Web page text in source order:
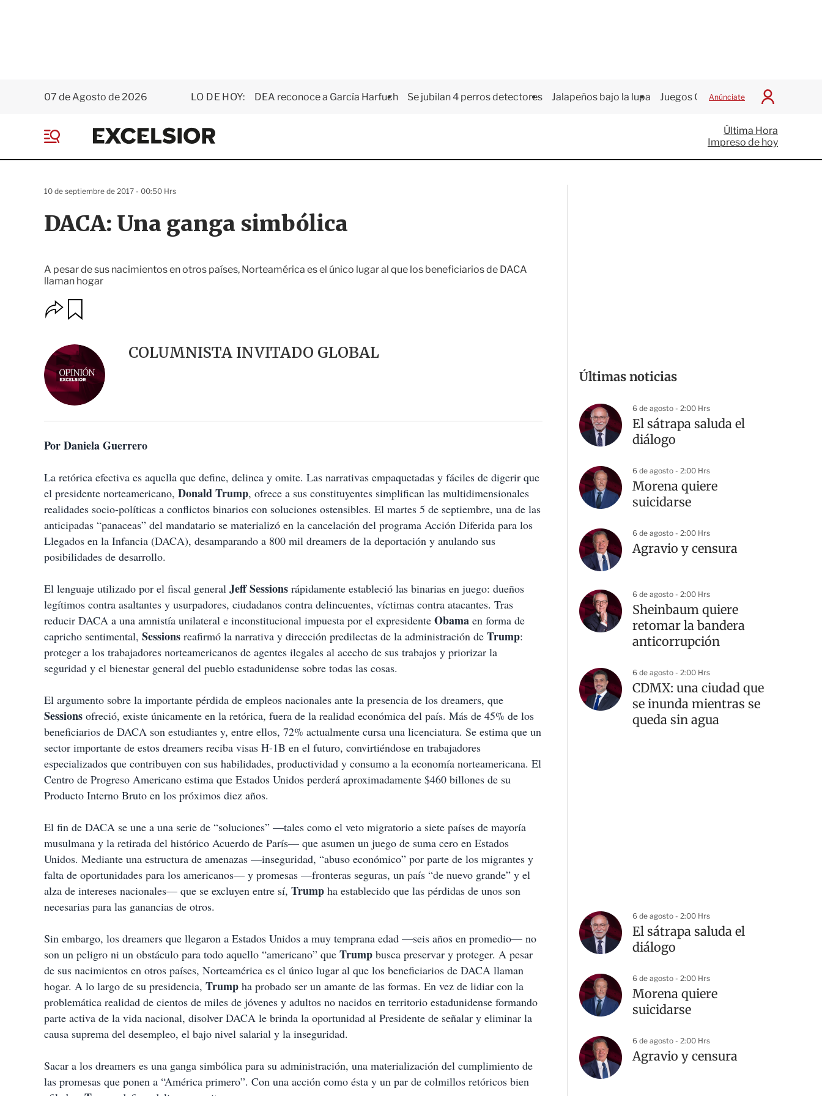
07 de Agosto de 2026 LO DE HOY: DEA reconoce a García Harfuch Se jubilan 4 perros detectores Jalapeños bajo la lupa Juegos Centroamericanos
Anúnciate
I
c
i
a
E
x
e
r
e
Última Hora
Impreso de hoy
DACA: Una ganga simbólica
A pesar de sus nacimientos en otros países, Norteamérica es el único lugar al que los beneficiarios de DACA
llaman hogar
10 de septiembre de 2017 - 00:50 Hrs
O
p
o
n
e
s
e
c
m
r
t
r
d
r
COLUMNISTA INVITADO GLOBAL
Por Daniela Guerrero
La retórica efectiva es aquella que define, delinea y omite. Las narrativas empaquetadas y fáciles de digerir que
el presidente norteamericano, Donald Trump, ofrece a sus constituyentes simplifican las multidimensionales
realidades socio-políticas a conflictos binarios con soluciones ostensibles. El martes 5 de septiembre, una de las
anticipadas “panaceas” del mandatario se materializó en la cancelación del programa Acción Diferida para los
Llegados en la Infancia (DACA), desamparando a 800 mil dreamers de la deportación y anulando sus
posibilidades de desarrollo.
El lenguaje utilizado por el fiscal general Jeff Sessions rápidamente estableció las binarias en juego: dueños
legítimos contra asaltantes y usurpadores, ciudadanos contra delincuentes, víctimas contra atacantes. Tras
reducir DACA a una amnistía unilateral e inconstitucional impuesta por el expresidente Obama en forma de
capricho sentimental, Sessions reafirmó la narrativa y dirección predilectas de la administración de Trump:
proteger a los trabajadores norteamericanos de agentes ilegales al acecho de sus trabajos y priorizar la
seguridad y el bienestar general del pueblo estadunidense sobre todas las cosas.
El argumento sobre la importante pérdida de empleos nacionales ante la presencia de los dreamers, que
Sessions ofreció, existe únicamente en la retórica, fuera de la realidad económica del país. Más de 45% de los
beneficiarios de DACA son estudiantes y, entre ellos, 72% actualmente cursa una licenciatura. Se estima que un
sector importante de estos dreamers reciba visas H-1B en el futuro, convirtiéndose en trabajadores
especializados que contribuyen con sus habilidades, productividad y consumo a la economía norteamericana. El
Centro de Progreso Americano estima que Estados Unidos perderá aproximadamente $460 billones de su
Producto Interno Bruto en los próximos diez años.
El fin de DACA se une a una serie de “soluciones” —tales como el veto migratorio a siete países de mayoría
musulmana y la retirada del histórico Acuerdo de París— que asumen un juego de suma cero en Estados
Unidos. Mediante una estructura de amenazas —inseguridad, “abuso económico” por parte de los migrantes y
falta de oportunidades para los americanos— y promesas —fronteras seguras, un país “de nuevo grande” y el
alza de intereses nacionales— que se excluyen entre sí, Trump ha establecido que las pérdidas de unos son
necesarias para las ganancias de otros.
Sin embargo, los dreamers que llegaron a Estados Unidos a muy temprana edad —seis años en promedio— no
son un peligro ni un obstáculo para todo aquello “americano” que Trump busca preservar y proteger. A pesar
de sus nacimientos en otros países, Norteamérica es el único lugar al que los beneficiarios de DACA llaman
hogar. A lo largo de su presidencia, Trump ha probado ser un amante de las formas. En vez de lidiar con la
problemática realidad de cientos de miles de jóvenes y adultos no nacidos en territorio estadunidense formando
parte activa de la vida nacional, disolver DACA le brinda la oportunidad al Presidente de señalar y eliminar la
causa suprema del desempleo, el bajo nivel salarial y la inseguridad.
Sacar a los dreamers es una ganga simbólica para su administración, una materialización del cumplimiento de
las promesas que ponen a “América primero”. Con una acción como ésta y un par de colmillos retóricos bien
Últimas noticias
6 de agosto - 2:00 Hrs
El sátrapa saluda el
diálogo
6 de agosto - 2:00 Hrs
Morena quiere
suicidarse
6 de agosto - 2:00 Hrs
Agravio y censura
6 de agosto - 2:00 Hrs
Sheinbaum quiere
retomar la bandera
anticorrupción
6 de agosto - 2:00 Hrs
CDMX: una ciudad que
se inunda mientras se
queda sin agua
6 de agosto - 2:00 Hrs
El sátrapa saluda el
diálogo
6 de agosto - 2:00 Hrs
Morena quiere
suicidarse
6 de agosto - 2:00 Hrs
Agravio y censura